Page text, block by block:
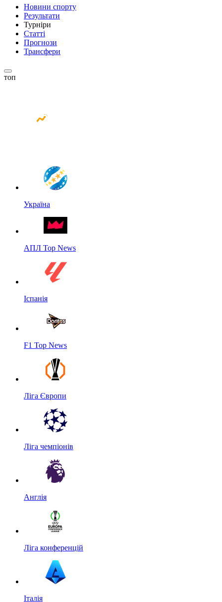
Новини спорту
Результати
Турніри
Статті
Прогнози
Трансфери
топ
Україна
АПЛ Top News
Іспанія
F1 Top News
Ліга Європи
Ліга чемпіонів
Англія
Ліга конференцій
Італія